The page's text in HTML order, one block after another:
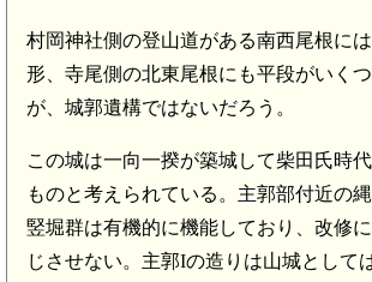
村岡神社側の登山道がある南西尾根に
形、寺尾側の北東尾根にも平段がいく
が、城郭遺構ではないだろう。
この城は一向一揆が築城して柴田氏時
ものと考えられている。主郭部付近の
竪堀群は有機的に機能しており、改修
じさせない。主郭Iの造りは山城として